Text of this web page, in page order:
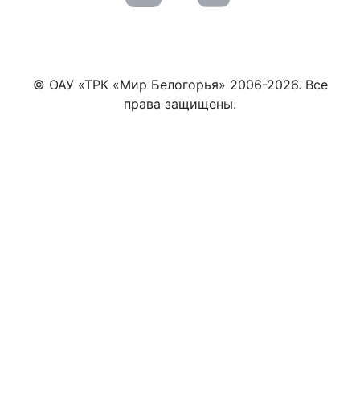
© ОАУ «ТРК «Мир Белогорья» 2006-2026. Все
права защищены.